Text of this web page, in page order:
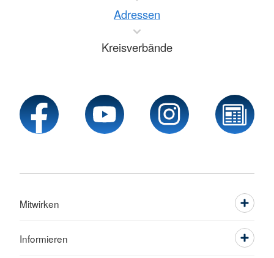
Adressen
Kreisverbände
Mitwirken
Informieren